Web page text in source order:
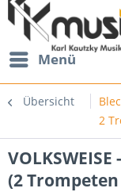
Menü
Übersicht
2
(2